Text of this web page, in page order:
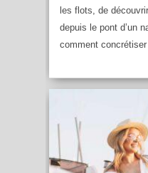
les flots, de
depuis le pont d’un
comment